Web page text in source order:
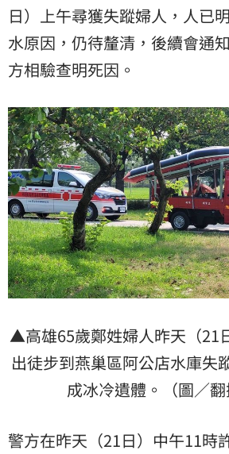
日）上午尋獲失蹤婦人，人已
水原因，仍待釐清，後續會通
方相驗查明死因。
▲高雄65歲鄭姓婦人昨天（21
出徒步到燕巢區阿公店水庫失
成冰冷遺體。（圖／翻
警方在昨天（21日）中午11時